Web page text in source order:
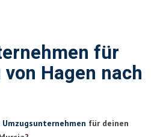
für
Hagen nach
Umzugsunternehmen für deinen